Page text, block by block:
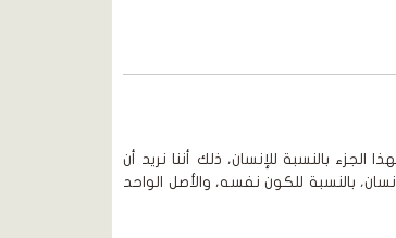
بالنسبة للإنسان، ذلك أننا نريد أن
بالنسبة للكون نفسه، والأصل الواحد